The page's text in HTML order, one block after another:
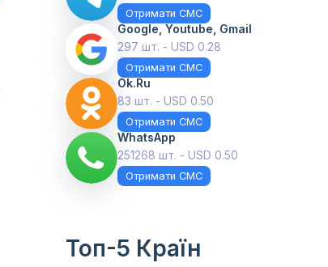
Отримати СМС
Google, Youtube, Gmail
297 шт. - USD 0.28
Отримати СМС
Ok.ru
83 шт. - USD 0.50
Отримати СМС
WhatsApp
251268 шт. - USD 0.50
Отримати СМС
Топ-5 Країн